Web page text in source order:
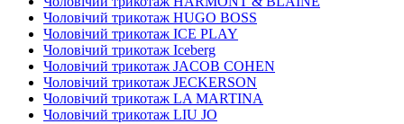
Чоловічий трикотаж HUGO BOSS
Чоловічий трикотаж ICE PLAY
Чоловічий трикотаж Iceberg
Чоловічий трикотаж JACOB COHEN
Чоловічий трикотаж JECKERSON
Чоловічий трикотаж LA MARTINA
Чоловічий трикотаж LIU JO